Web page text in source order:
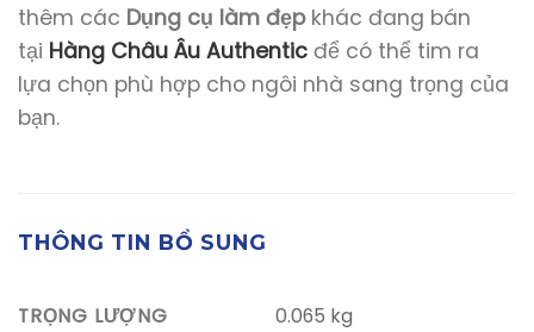
thêm các Dụng cụ làm đẹpkhác đang bán
tại Hàng Châu Âu Authentic để có thể tim ra
lựa chọn phù hợp cho ngôi nhà sang trọng của
bạn.
THÔNG TIN BỔ SUNG
TRỌNG LƯỢNG
0.065 kg